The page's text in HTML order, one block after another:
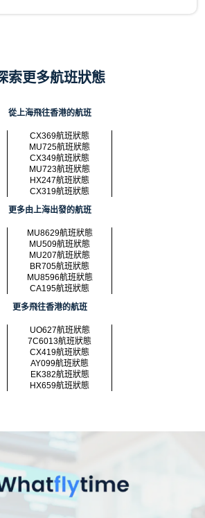
索更多航班狀態
從上海飛往香港的航班
CX369航班狀態
MU725航班狀態
CX349航班狀態
MU723航班狀態
HX247航班狀態
CX319航班狀態
更多由上海出發的航班
MU8629航班狀態
MU509航班狀態
MU207航班狀態
BR705航班狀態
MU8596航班狀態
CA195航班狀態
更多飛往香港的航班
UO627航班狀態
7C6013航班狀態
CX419航班狀態
AY099航班狀態
EK382航班狀態
HX659航班狀態